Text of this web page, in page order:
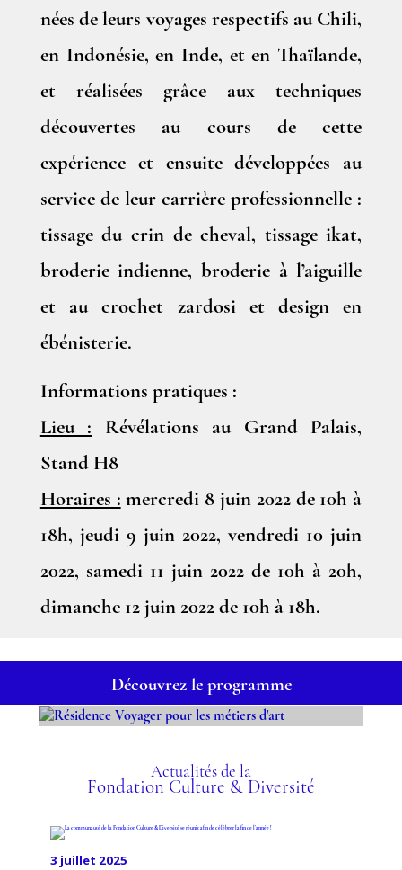
nées de leurs voyages respectifs au Chili,
en Indonésie, en Inde, et en Thaïlande,
et réalisées grâce aux techniques
découvertes au cours de cette
expérience et ensuite développées au
service de leur carrière professionnelle :
tissage du crin de cheval, tissage ikat,
broderie indienne, broderie à l’aiguille
et au crochet zardosi et design en
ébénisterie.
Informations pratiques :
Lieu : Révélations au Grand Palais,
Stand H8
Horaires : mercredi 8 juin 2022 de 10h à
18h, jeudi 9 juin 2022, vendredi 10 juin
2022, samedi 11 juin 2022 de 10h à 20h,
dimanche 12 juin 2022 de 10h à 18h.
Découvrez le programme
RÉSIDENCE VOYAGER
POUR LES MÉTIERS
D'ART
Actualités de la
Fondation Culture & Diversité
3 juillet 2025